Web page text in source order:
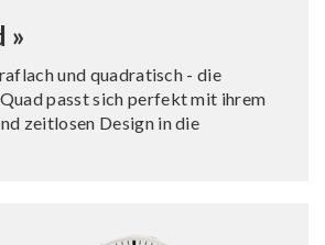
»
und quadratisch - die
passt sich perfekt mit ihrem
zeitlosen Design in die